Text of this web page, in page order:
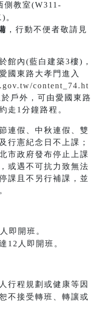
側教室(W311-
。
，行動不便者敬請見
館內(藍白建築3樓)，
國東路大孝門進入
content_74.ht
戶外，可由愛國東路
走1分鐘路程。
連假、中秋連假、雙
行憲紀念日不上課；
市政府發布停止上課
或遇不可抗力致無法
課且不另行補課，並
即開班。
12人即開班。
行程規劃或健康等因
不接受轉班、轉讓或